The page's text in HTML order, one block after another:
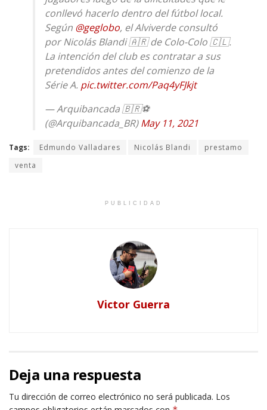
conllevó hacerlo dentro del fútbol local.
Según @geglobo, el Alviverde consultó
por Nicolás Blandi 🇦🇷 de Colo-Colo 🇨🇱.
La intención del club es contratar a sus
pretendidos antes del comienzo de la
Série A. pic.twitter.com/Paq4yFJkjt
— Arquibancada 🇧🇷⚽
(@Arquibancada_BR)May 11, 2021
Tags: Edmundo Valladares Nicolás Blandi
prestamo
venta
PUBLICIDAD
Victor Guerra
Deja una respuesta
Tu dirección de correo electrónico no será publicada. Los